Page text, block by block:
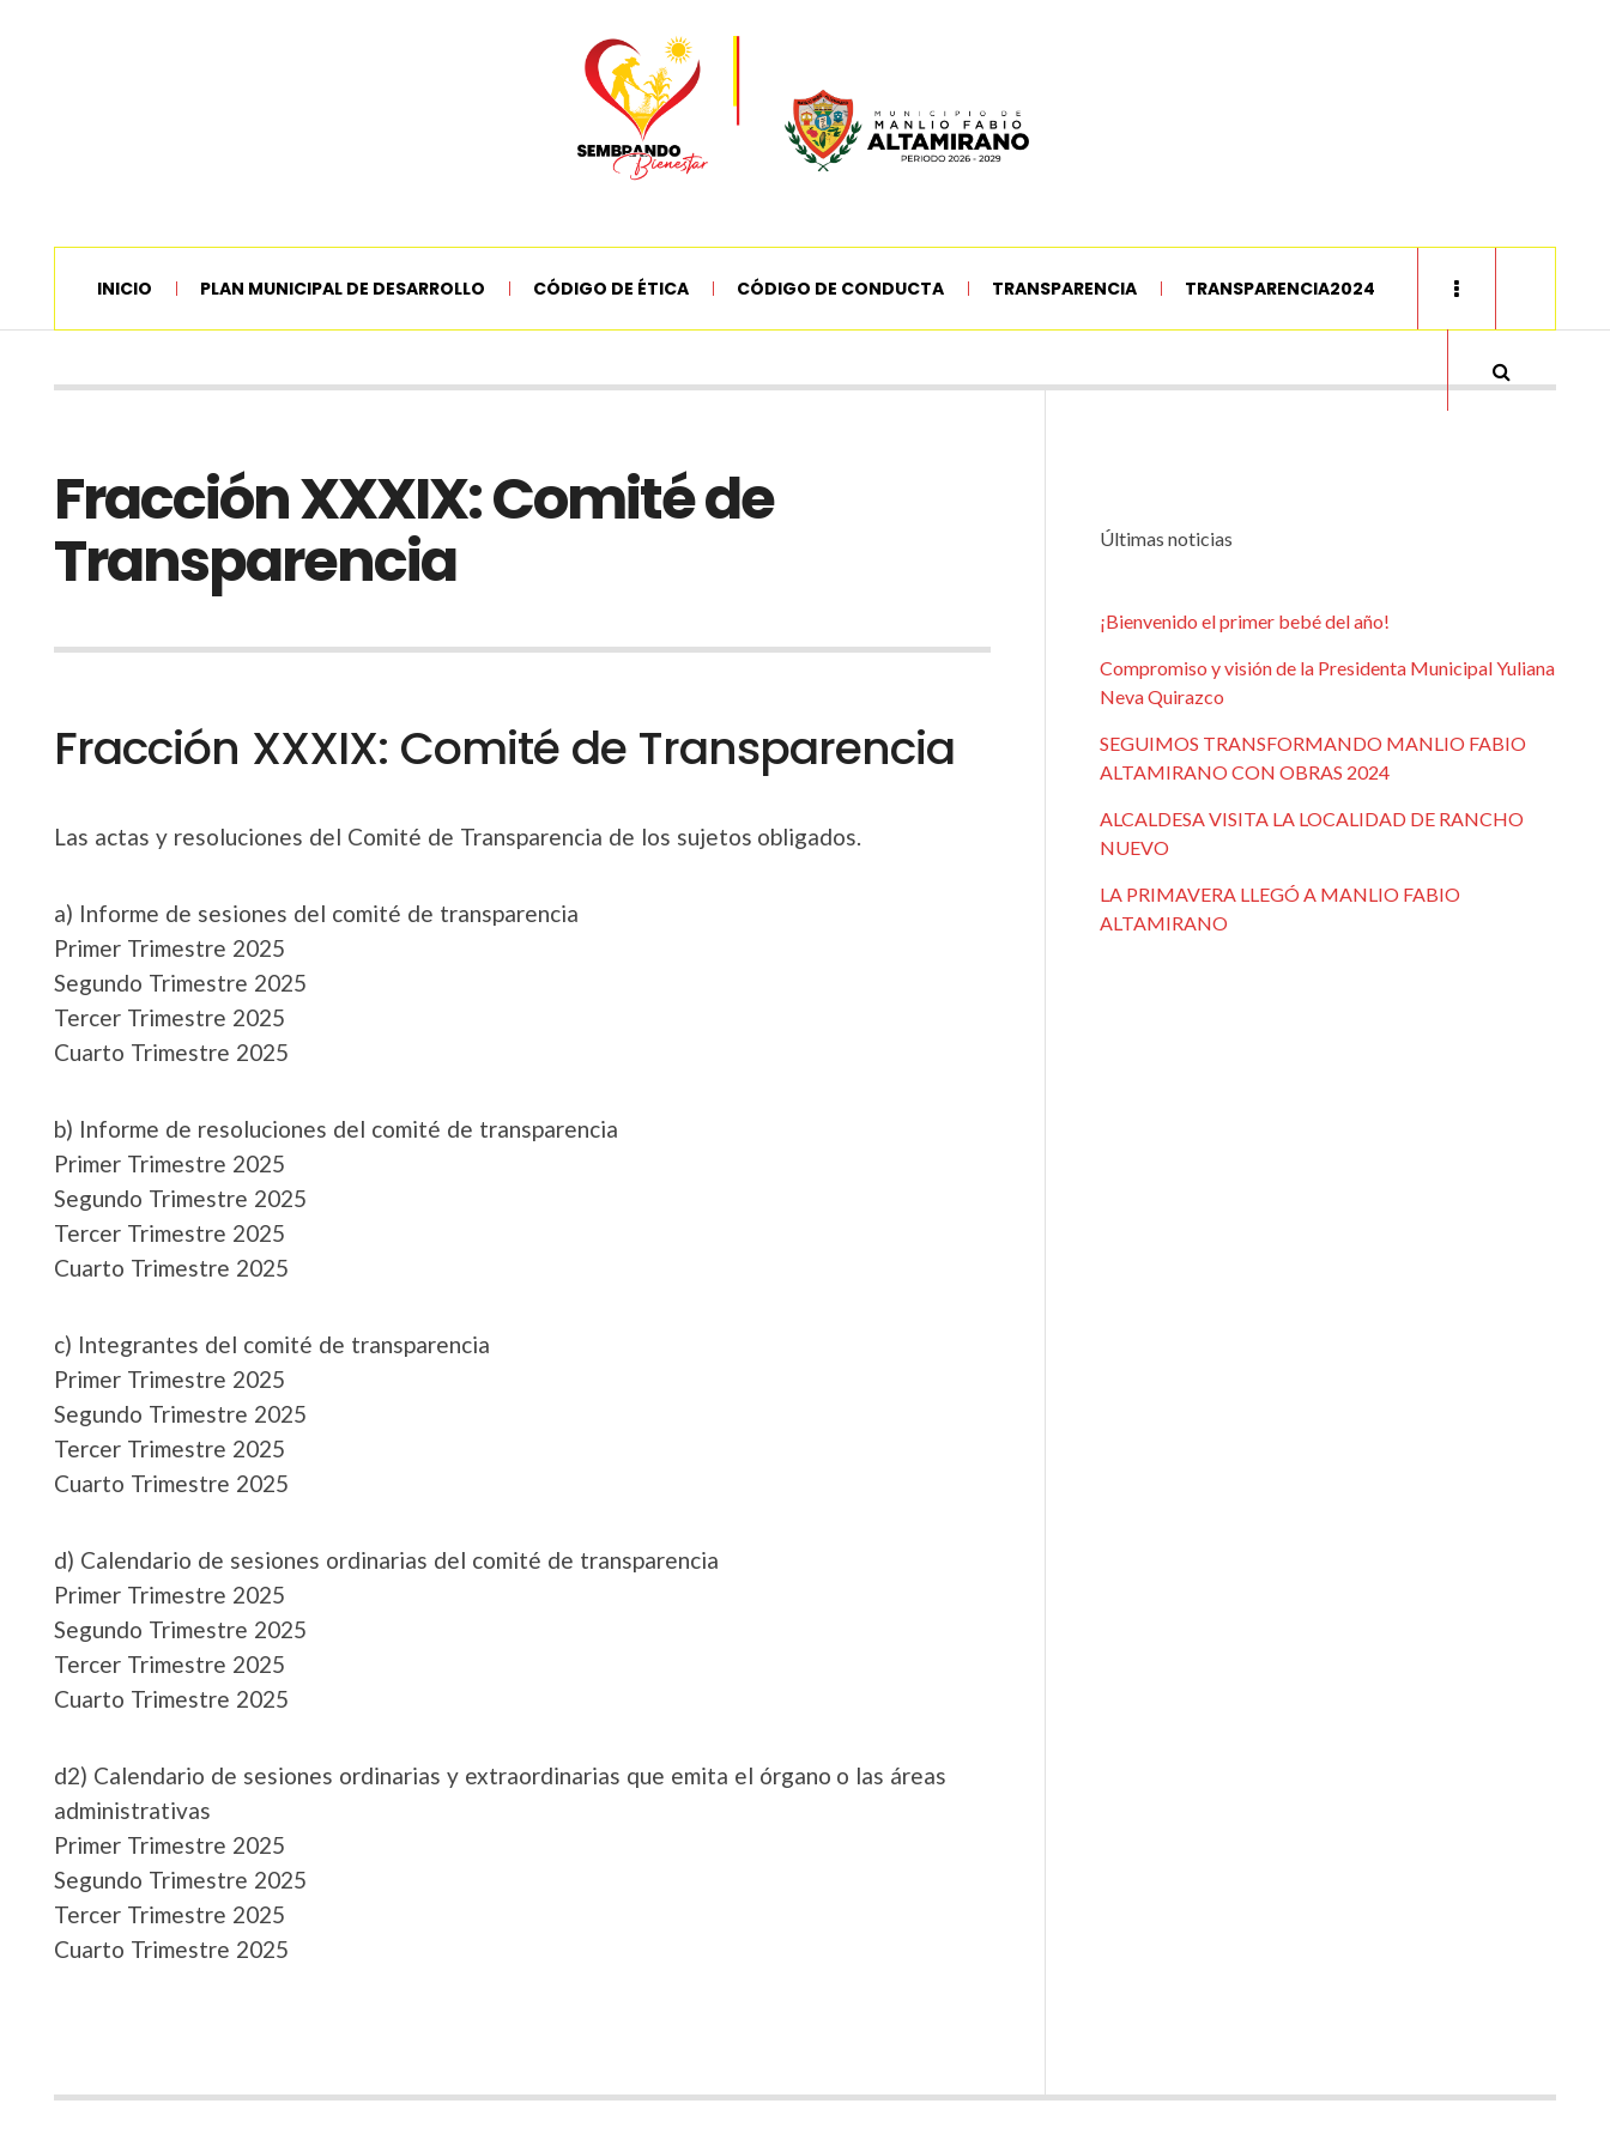
INICIO PLAN MUNICIPAL DE DESARROLLO CÓDIGO DE ÉTICA CÓDIGO DE CONDUCTA TRANSPARENCIA TRANSPARENCIA2024
Fracción XXXIX: Comité de
Transparencia
Fracción XXXIX: Comité de Transparencia
Las actas y resoluciones del Comité de Transparencia de los sujetos obligados.
a) Informe de sesiones del comité de transparencia
Primer Trimestre 2025
Segundo Trimestre 2025
Tercer Trimestre 2025
Cuarto Trimestre 2025
b) Informe de resoluciones del comité de transparencia
Primer Trimestre 2025
Segundo Trimestre 2025
Tercer Trimestre 2025
Cuarto Trimestre 2025
c) Integrantes del comité de transparencia
Primer Trimestre 2025
Segundo Trimestre 2025
Tercer Trimestre 2025
Cuarto Trimestre 2025
d) Calendario de sesiones ordinarias del comité de transparencia
Primer Trimestre 2025
Segundo Trimestre 2025
Tercer Trimestre 2025
Cuarto Trimestre 2025
d2) Calendario de sesiones ordinarias y extraordinarias que emita el órgano o las áreas
administrativas
Primer Trimestre 2025
Segundo Trimestre 2025
Tercer Trimestre 2025
Cuarto Trimestre 2025
Últimas noticias
¡Bienvenido el primer bebé del año!
Compromiso y visión de la Presidenta Municipal Yuliana
Neva Quirazco
SEGUIMOS TRANSFORMANDO MANLIO FABIO
ALTAMIRANO CON OBRAS 2024
ALCALDESA VISITA LA LOCALIDAD DE RANCHO
NUEVO
LA PRIMAVERA LLEGÓ A MANLIO FABIO
ALTAMIRANO